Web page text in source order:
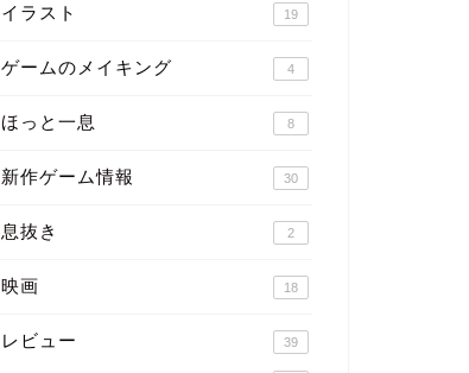
イラスト 19
ゲームのメイキング 4
ほっと一息 8
新作ゲーム情報 30
息抜き 2
映画 18
レビュー 39